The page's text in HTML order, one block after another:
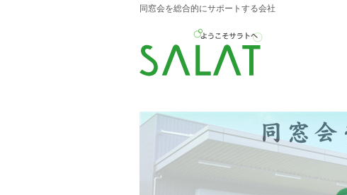
同窓会を総合的にサポートする会社